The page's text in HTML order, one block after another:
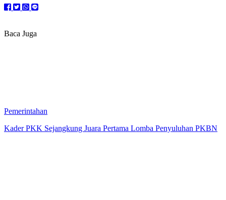
Baca Juga
Pemerintahan
Kader PKK Sejangkung Juara Pertama Lomba Penyuluhan PKBN